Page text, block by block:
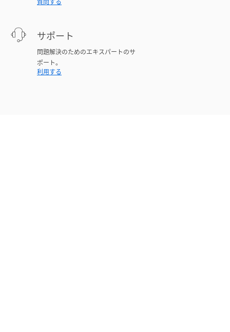
サポート
問題解決のためのエキスパートのサ
ポート。
利用する